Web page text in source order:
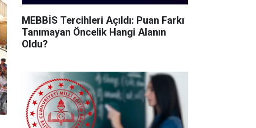
MEBBİS Tercihleri Açıldı: Puan Farkı
Tanımayan Öncelik Hangi Alanın
Oldu?